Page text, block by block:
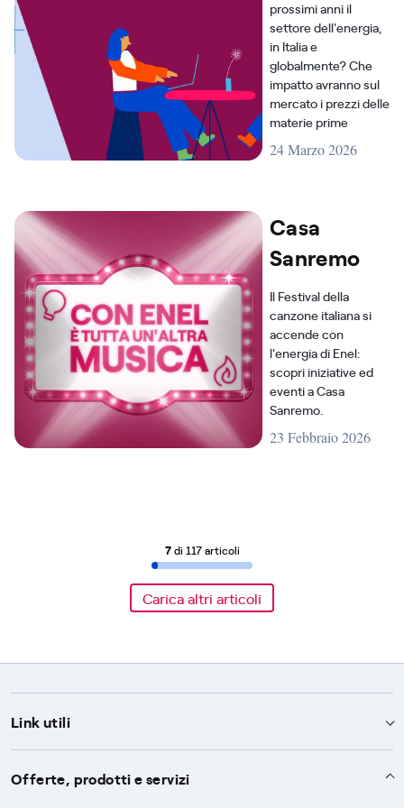
prossimi anni il
settore dell'energia,
in Italia e
globalmente? Che
impatto avranno sul
mercato i prezzi delle
materie prime
24 Marzo 2026
Casa
Sanremo
Il Festival della
canzone italiana si
accende con
l'energia di Enel:
scopri iniziative ed
eventi a Casa
Sanremo.
23 Febbraio 2026
7di 117 articoli
Carica altri articoli
Link utili
Assistenza
Offerte, prodotti e servizi